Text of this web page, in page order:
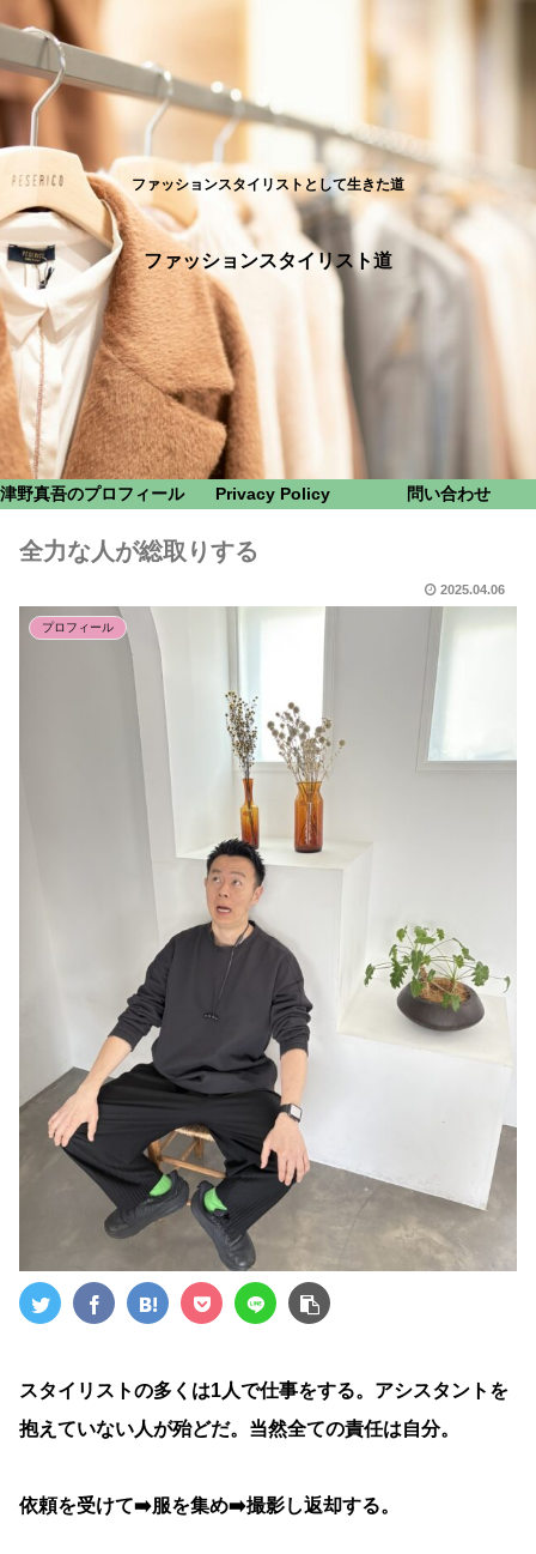
ファッションスタイリストとして生きた道
ファッションスタイリスト道
津野真吾のプロフィール Privacy Policy 問い合わせ
全力な人が総取りする
2025.04.06
プロフィール
スタイリストの多くは1人で仕事をする。アシスタントを
抱えていない人が殆どだ。当然全ての責任は自分。
依頼を受けて➡️服を集め➡️撮影し返却する。